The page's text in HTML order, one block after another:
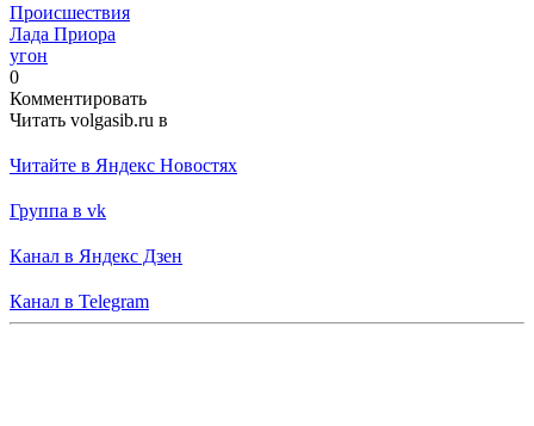
Происшествия
Лада Приора
угон
0
Комментировать
Читать volgasib.ru в
Читайте в Яндекс Новостях
Группа в vk
Канал в Яндекс Дзен
Канал в Telegram